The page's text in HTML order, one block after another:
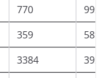
770
992
359
589
3384
3920